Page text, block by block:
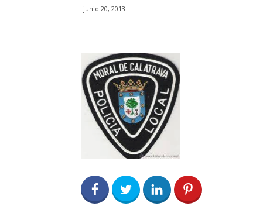
junio 20, 2013
0 Share on Facebook
0 Share on Twitter
0